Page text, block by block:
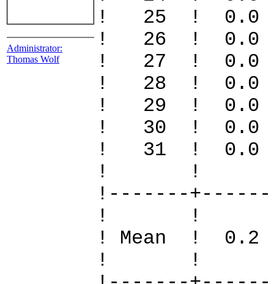
Administrator:
Thomas Wolf
! 25 !
! 26 !
! 27 !
! 28 !
! 29 !
! 30 !
! 31 !
!
!-------
!
! Mean !
!